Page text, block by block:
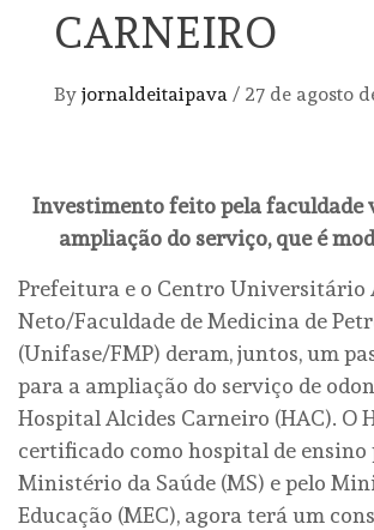
CARNEIRO
By jornaldeitaipava / 27 de agosto
Investimento feito pela
ampliação do serviço, que é
Prefeitura e o Centro Universitário
Neto/Faculdade de Medicina de
(Unifase/FMP) deram, juntos, um
para a ampliação do serviço de
Hospital Alcides Carneiro (HAC). O
certificado como hospital de ensino
Ministério da Saúde (MS) e pelo
Educação (MEC), agora terá um